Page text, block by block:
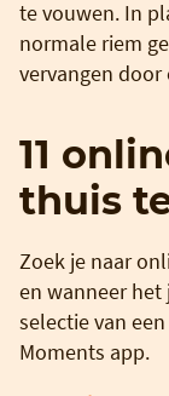
te vouwen. In
normale riem
vervangen door
11
thuis
Zoek je naar
en wanneer
selectie van
Moments app.